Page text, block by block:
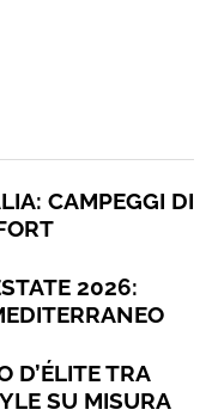
CAMPEGGI DI
2026:
D’ÉLITE TRA
SU MISURA